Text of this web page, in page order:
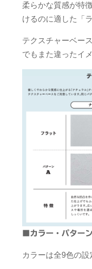
柔らかな質感が特
けるのに適した「
テクスチャーベー
でもまた違ったイ
■カラー・パターン
カラーは全9色の設